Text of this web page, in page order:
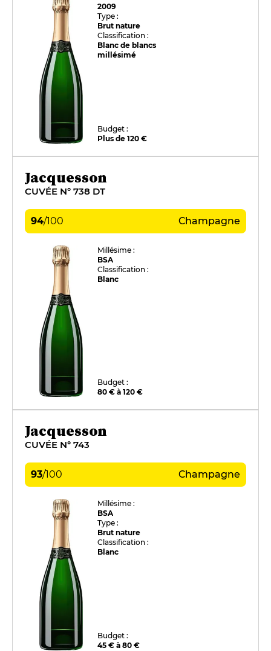
2009
Type :
Brut nature
Classification :
Blanc de blancs
millésimé
Budget :
Plus de 120 €
Jacquesson
CUVÉE N° 738 DT
94/100 Champagne
Millésime :
BSA
Classification :
Blanc
Budget :
80 € à 120 €
Jacquesson
CUVÉE N° 743
93/100 Champagne
Millésime :
BSA
Type :
Brut nature
Classification :
Blanc
Budget :
45 € à 80 €